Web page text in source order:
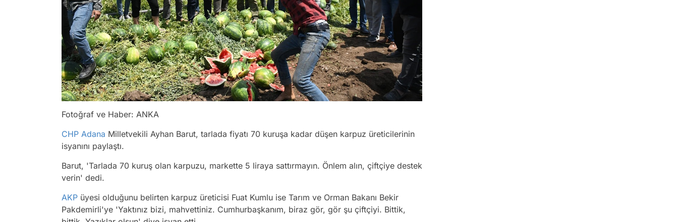
Fotoğraf ve Haber: ANKA
CHP Adana Milletvekili Ayhan Barut, tarlada fiyatı 70 kuruşa kadar düşen karpuz üreticilerinin
isyanını paylaştı.
Barut, 'Tarlada 70 kuruş olan karpuzu, markette 5 liraya sattırmayın. Önlem alın, çiftçiye destek
verin' dedi.
AKP üyesi olduğunu belirten karpuz üreticisi Fuat Kumlu ise Tarım ve Orman Bakanı Bekir
Pakdemirli'ye 'Yaktınız bizi, mahvettiniz. Cumhurbaşkanım, biraz gör, gör şu çiftçiyi. Bittik,